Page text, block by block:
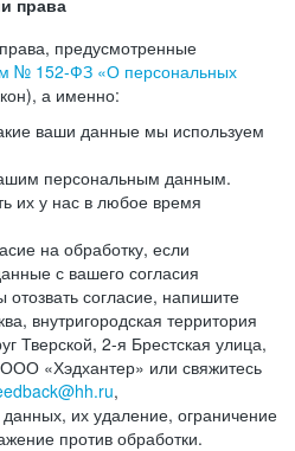
права
предусмотренные
№ 152-ФЗ «О персональных
а именно:
ваши данные мы используем
персональным данным.
их у нас в любое время
на обработку, если
с вашего согласия
отозвать согласие, напишите
внутригородская территория
Тверской, 2-я Брестская улица,
«Хэдхантер» или свяжитесь
,
их удаление, ограничение
против обработки.